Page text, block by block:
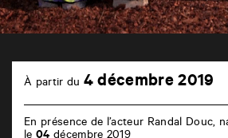
CastilleÀ partir du 4 décembre 2019
En présence de l’acteur Randal Douc,